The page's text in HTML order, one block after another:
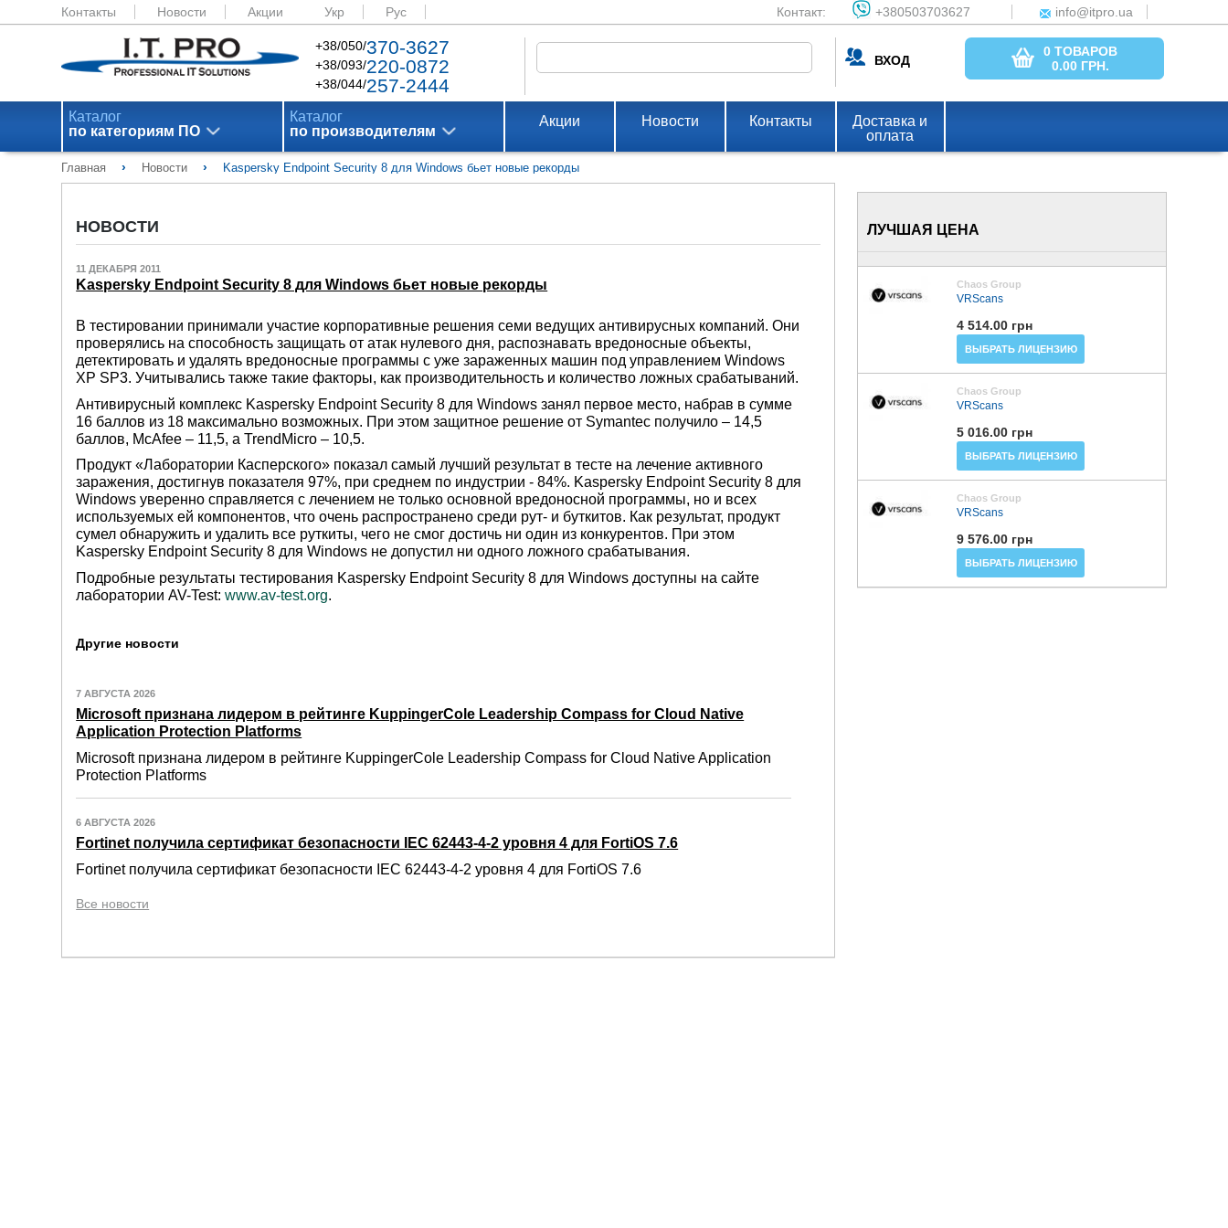
Контакты Новости Акции Укр Рус Контакт: +380503703627 info@itpro.ua
+38/050/370-3627
+38/093/220-0872
+38/044/257-2444
ВХОД
0 ТОВАРОВ
0.00 ГРН.
Каталог
по категориям ПО
Каталог
по производителям
Акции Новости Контакты
Доставка и
оплата
Главная › Новости › Kaspersky Endpoint Security 8 для Windows бьет новые рекорды
НОВОСТИ
11 ДЕКАБРЯ 2011
Kaspersky Endpoint Security 8 для Windows бьет новые рекорды
В тестировании принимали участие корпоративные решения семи ведущих антивирусных компаний. Они
проверялись на способность защищать от атак нулевого дня, распознавать вредоносные объекты,
детектировать и удалять вредоносные программы с уже зараженных машин под управлением Windows
XP SP3. Учитывались также такие факторы, как производительность и количество ложных срабатываний.
Антивирусный комплекс Kaspersky Endpoint Security 8 для Windows занял первое место, набрав в сумме
16 баллов из 18 максимально возможных. При этом защитное решение от Symantec получило – 14,5
баллов, McAfee – 11,5, а TrendMicro – 10,5.
Продукт «Лаборатории Касперского» показал самый лучший результат в тесте на лечение активного
заражения, достигнув показателя 97%, при среднем по индустрии - 84%. Kaspersky Endpoint Security 8 для
Windows уверенно справляется с лечением не только основной вредоносной программы, но и всех
используемых ей компонентов, что очень распространено среди рут- и буткитов. Как результат, продукт
сумел обнаружить и удалить все руткиты, чего не смог достичь ни один из конкурентов. При этом
Kaspersky Endpoint Security 8 для Windows не допустил ни одного ложного срабатывания.
Подробные результаты тестирования Kaspersky Endpoint Security 8 для Windows доступны на сайте
лаборатории AV-Test:www.av-test.org.
Другие новости
7 АВГУСТА 2026
Microsoft признана лидером в рейтинге KuppingerCole Leadership Compass for Cloud Native
Application Protection Platforms
Microsoft признана лидером в рейтинге KuppingerCole Leadership Compass for Cloud Native Application
Protection Platforms
6 АВГУСТА 2026
Fortinet получила сертификат безопасности IEC 62443-4-2 уровня 4 для FortiOS 7.6
Fortinet получила сертификат безопасности IEC 62443-4-2 уровня 4 для FortiOS 7.6
Все новости
ЛУЧШАЯ ЦЕНА
Chaos Group
VRScans
4 514.00 грн
ВЫБРАТЬ ЛИЦЕНЗИЮ
Chaos Group
VRScans
5 016.00 грн
ВЫБРАТЬ ЛИЦЕНЗИЮ
Chaos Group
VRScans
9 576.00 грн
ВЫБРАТЬ ЛИЦЕНЗИЮ